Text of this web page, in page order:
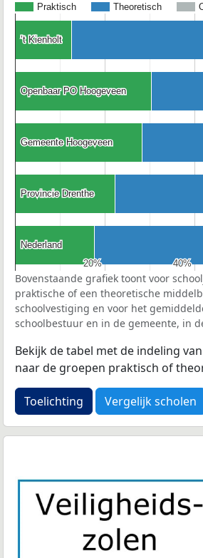
Praktisch Theoretisch
20%
20% 40%
40%
’t Kienholt
’t Kienholt
Openbaar PO Hoogeveen
Openbaar PO Hoogeveen
Gemeente Hoogeveen
Gemeente Hoogeveen
Provincie Drenthe
Provincie Drenthe
Nederland
Nederland
Bovenstaande grafiek toont voor
praktische of een theoretische
schoolvestiging en voor het
schoolbestuur en in de gemeente, in
Bekijk de tabel met de indeling
naar de groepen praktisch of
Toelichting Vergelijk scholen